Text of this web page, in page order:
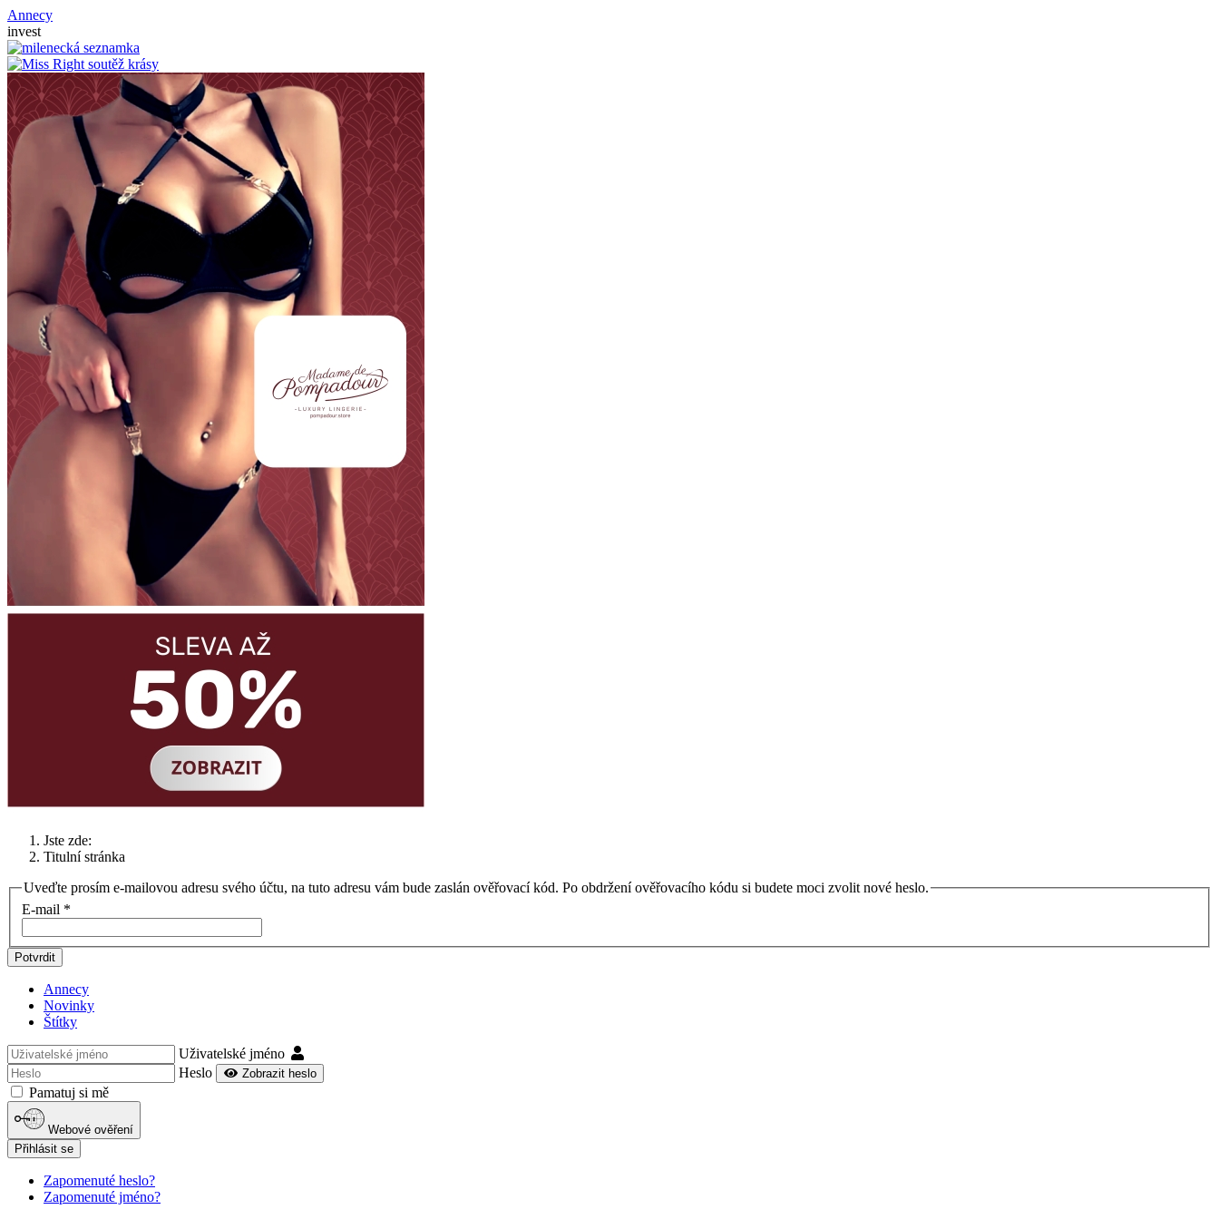
Annecy
invest
Jste zde:
Titulní stránka
Uveďte prosím e-mailovou adresu svého účtu, na tuto adresu vám bude zaslán ověřovací kód. Po obdržení ověřovacího kódu si budete moci zvolit nové heslo.
E-mail *
Potvrdit
Annecy
Novinky
Štítky
Uživatelské jméno
Heslo
Zobrazit heslo
Pamatuj si mě
Webové ověření
Přihlásit se
Zapomenuté heslo?
Zapomenuté jméno?